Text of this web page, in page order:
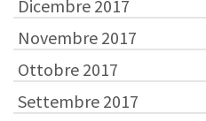
Dicembre 2017
Novembre 2017
Ottobre 2017
Settembre 2017